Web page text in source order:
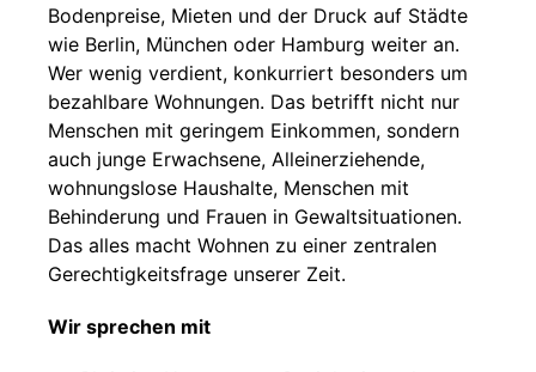
Bodenpreise, Mieten und der Druck auf Städte
wie Berlin, München oder Hamburg weiter an.
Wer wenig verdient, konkurriert besonders um
bezahlbare Wohnungen. Das betrifft nicht nur
Menschen mit geringem Einkommen, sondern
auch junge Erwachsene, Alleinerziehende,
wohnungslose Haushalte, Menschen mit
Behinderung und Frauen in Gewaltsituationen.
Das alles macht Wohnen zu einer zentralen
Gerechtigkeitsfrage unserer Zeit.
Wir sprechen mit